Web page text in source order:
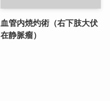
血管内焼灼術（右下肢大伏
在静脈瘤）